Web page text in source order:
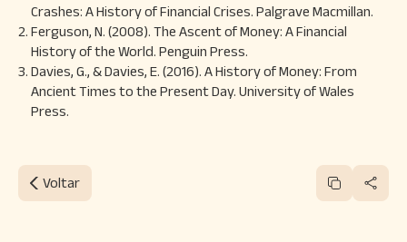
Crashes: A History of Financial Crises. Palgrave Macmillan.
Ferguson, N. (2008). The Ascent of Money: A Financial
History of the World. Penguin Press.
Davies, G., & Davies, E. (2016). A History of Money: From
Ancient Times to the Present Day. University of Wales
Press.
Voltar